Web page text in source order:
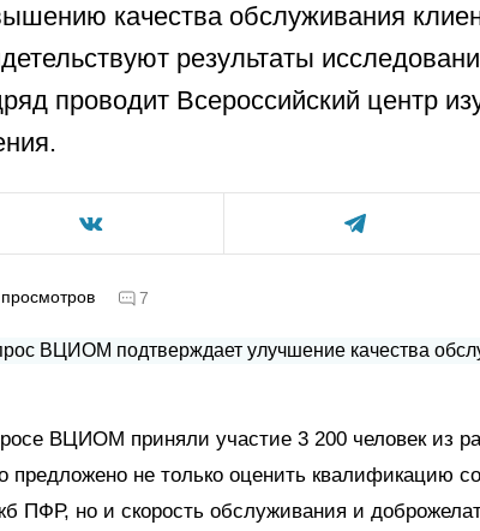
качества обслуживания
результаты
проводит Всероссийский центр
просмотров 7
ВЦИОМ приняли участие 3 200 человек из
предложено не только оценить квалификацию
ПФР, но и скорость обслуживания и